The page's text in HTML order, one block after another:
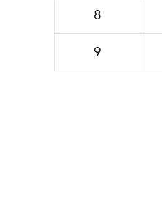
8
9